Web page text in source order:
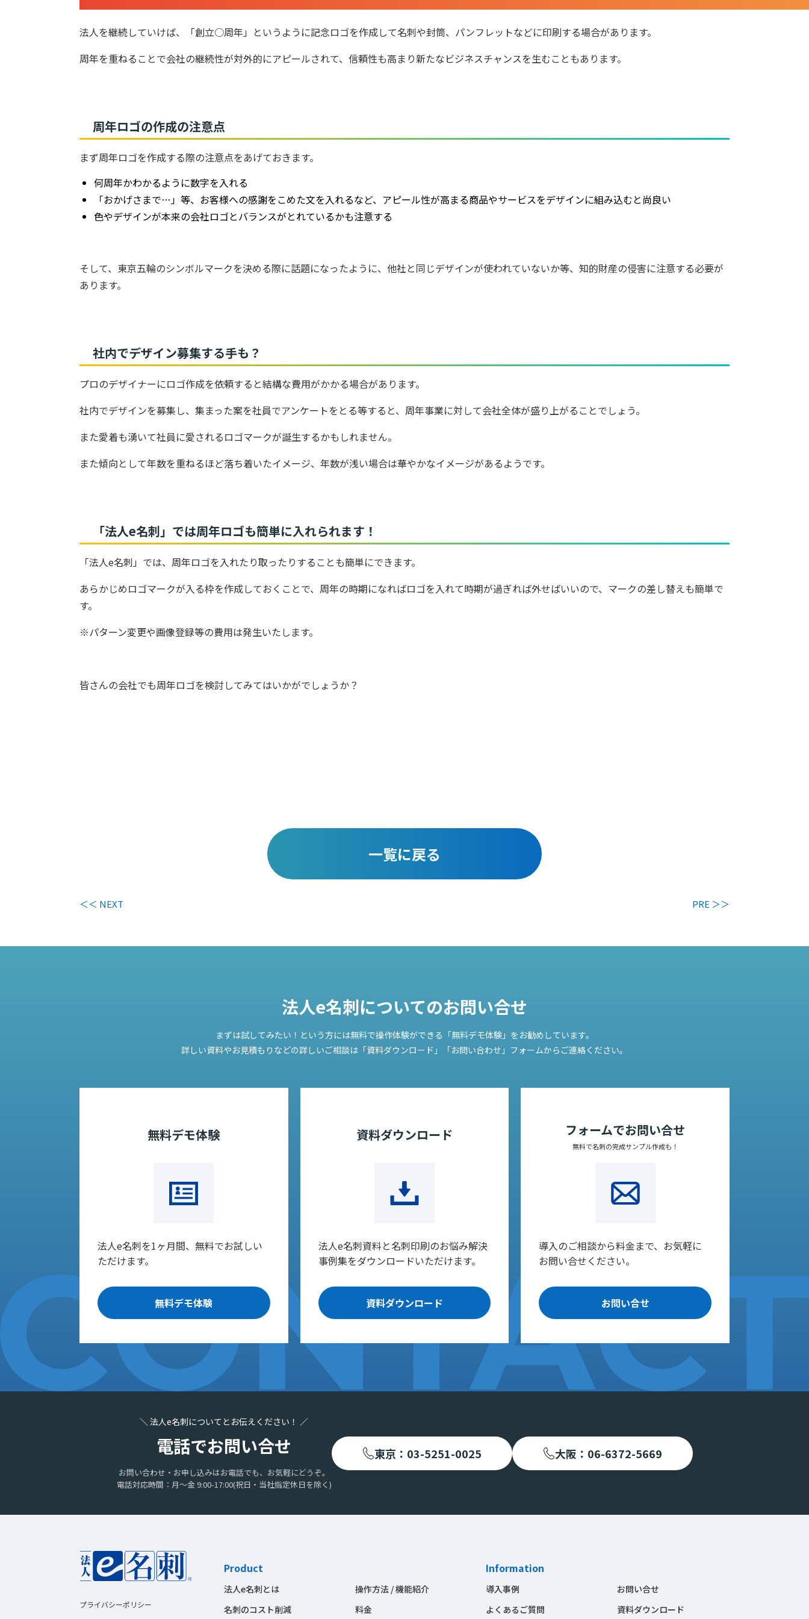
法人を継続していけば、「創立○周年」というように記念ロゴを作成して名刺や封筒、パンフレットなどに印刷する場合があります。
周年を重ねることで会社の継続性が対外的にアピールされて、信頼性も高まり新たなビジネスチャンスを生むこともあります。
周年ロゴの作成の注意点
まず周年ロゴを作成する際の注意点をあげておきます。
何周年かわかるように数字を入れる
「おかげさまで…」等、お客様への感謝をこめた文を入れるなど、アピール性が高まる商品やサービスをデザインに組み込むと尚良い
色やデザインが本来の会社ロゴとバランスがとれているかも注意する
そして、東京五輪のシンボルマークを決める際に話題になったように、他社と同じデザインが使われていないか等、知的財産の侵害に注意する必要が
あります。
社内でデザイン募集する手も？
プロのデザイナーにロゴ作成を依頼すると結構な費用がかかる場合があります。
社内でデザインを募集し、集まった案を社員でアンケートをとる等すると、周年事業に対して会社全体が盛り上がることでしょう。
また愛着も湧いて社員に愛されるロゴマークが誕生するかもしれません。
また傾向として年数を重ねるほど落ち着いたイメージ、年数が浅い場合は華やかなイメージがあるようです。
「法人e名刺」では周年ロゴも簡単に入れられます！
「法人e名刺」では、周年ロゴを入れたり取ったりすることも簡単にできます。
あらかじめロゴマークが入る枠を作成しておくことで、周年の時期になればロゴを入れて時期が過ぎれば外せばいいので、マークの差し替えも簡単で
す。
※パターン変更や画像登録等の費用は発生いたします。
皆さんの会社でも周年ロゴを検討してみてはいかがでしょうか？
一覧に戻る
＜＜ NEXT PRE ＞＞
法人e名刺についてのお問い合せ
まずは試してみたい！という方には無料で操作体験ができる「無料デモ体験」をお勧めしています。
詳しい資料やお見積もりなどの詳しいご相談は「資料ダウンロード」「お問い合わせ」フォームからご連絡ください。
無料デモ体験
法人e名刺を1ヶ月間、無料でお試しい
ただけます。
無料デモ体験
資料ダウンロード
法人e名刺資料と名刺印刷のお悩み解決
事例集をダウンロードいただけます。
資料ダウンロード
フォームでお問い合せ
無料で名刺の完成サンプル作成も！
導入のご相談から料金まで、お気軽に
お問い合せください。
お問い合せ
＼ 法人e名刺についてとお伝えください！ ／
電話でお問い合せ
お問い合わせ・お申し込みはお電話でも、 お気軽にどうぞ。
電話対応時間：月〜金 9:00-17:00(祝日・当社指定休日を除く)
東京：03-5251-0025 大阪：06-6372-5669
プライバシーポリシー
Product
法人e名刺とは
名刺のコスト削減
操作方法 / 機能紹介
料金
Information
導入事例
よくあるご質問
お問い合せ
資料ダウンロード